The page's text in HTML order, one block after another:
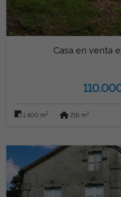
Casa en venta
1.400 m2 216 m2